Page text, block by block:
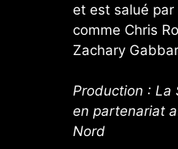
et est salué
comme Chris
Zachary
Production : La
en partenariat
Nord